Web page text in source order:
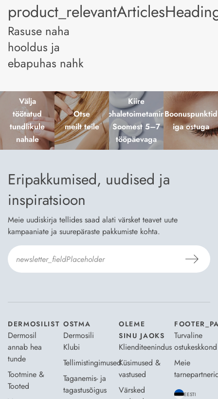
Rasuse naha
hooldus ja
ebapuhas nahk
Välja
töötatud
tundlikule
nahale
Otse
meilt teile
Kiire
kohaletoimetamine
Soomest 5–7
tööpäevaga
Boonuspunktid
iga ostuga
Eripakkumised, uudised ja
inspiratsioon
Meie uudiskirja tellides saad alati värsket teavet uute
kampaaniate ja suurepäraste pakkumiste kohta.
DERMOSILIST
Dermosil
annab hea
tunde
Tootmine &
Tooted
OSTMA
Dermosili
Klubi
Tellimistingimused
Taganemis- ja
tagastusõigus
OLEME
SINU JAOKS
Klienditeenindus
Küsimused &
vastused
Värsked
Turvaline
ostukeskkond
Meie
EESTI